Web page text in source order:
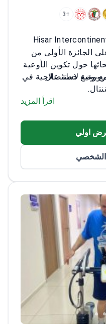
+3
Hisar
الجائزة الأولى من
حول تكوين الأوعية
مع وضع خطة علاجية في
لاستئصال
بالترددات فوق
عالية الخطورة
اقرأ المزيد
اولي